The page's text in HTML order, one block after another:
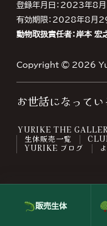
登録年月日：2023年8
有効期限：2028年8月
動物取扱責任者：岸本 宏
Copyright © 2026
お世話になってい
YURIKE THE
生体販売一覧
YURIKE ブログ
販売生体